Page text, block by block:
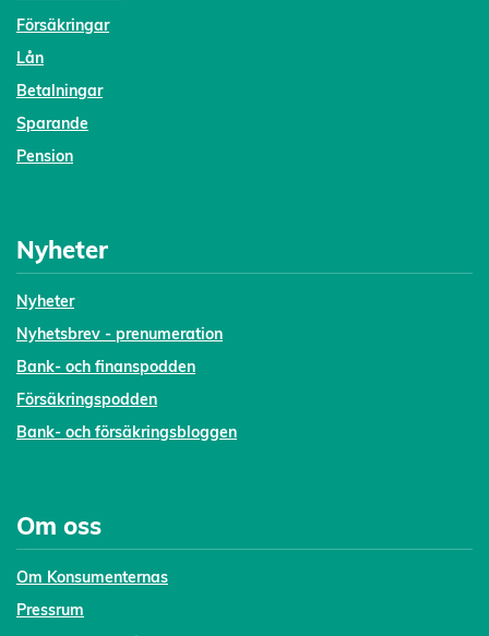
Försäkringar
Lån
Betalningar
Sparande
Pension
Nyheter
Nyheter
Nyhetsbrev - prenumeration
Bank- och finanspodden
Försäkringspodden
Bank- och försäkringsbloggen
Om oss
Om Konsumenternas
Pressrum